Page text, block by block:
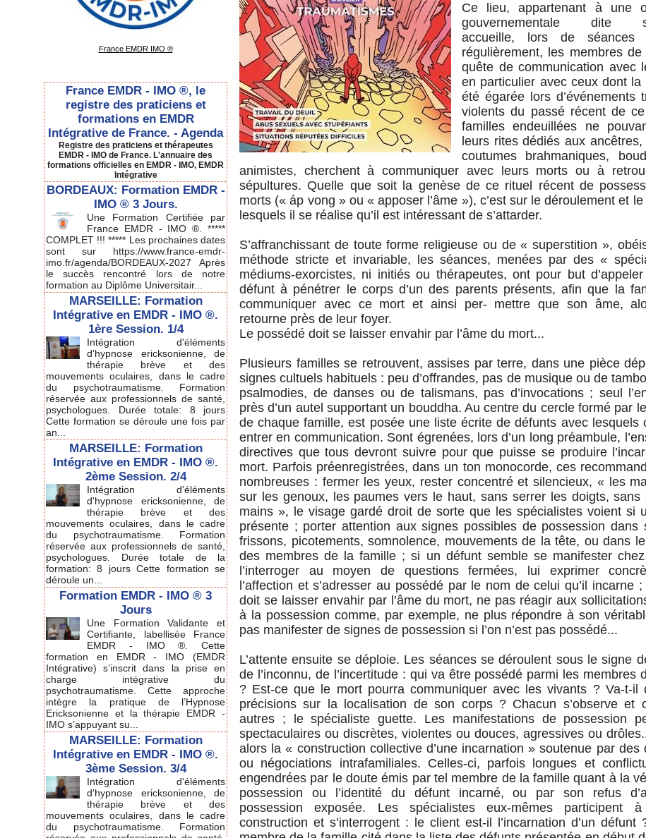
France EMDR IMO ®
France EMDR - IMO ®, le
registre des praticiens et
formations en EMDR
Intégrative de France. - Agenda
Registre des praticiens et thérapeutes
EMDR - IMO de France. L'annuaire des
formations officielles en EMDR - IMO, EMDR
Intégrative
BORDEAUX: Formation EMDR -
IMO ® 3 Jours.
Une Formation Certifiée par
France EMDR - IMO ®. *****
COMPLET !!! ***** Les prochaines dates
sont sur https://www.france-emdr-
imo.fr/agenda/BORDEAUX-2027 Après
le succès rencontré lors de notre
formation au Diplôme Universitair...
MARSEILLE: Formation
Intégrative en EMDR - IMO ®.
1ère Session. 1/4
Intégration d'éléments
d'hypnose ericksonienne, de
thérapie brève et des
mouvements oculaires, dans le cadre
du psychotraumatisme. Formation
réservée aux professionnels de santé,
psychologues. Durée totale: 8 jours
Cette formation se déroule une fois par
an...
MARSEILLE: Formation
Intégrative en EMDR - IMO ®.
2ème Session. 2/4
Intégration d'éléments
d'hypnose ericksonienne, de
thérapie brève et des
mouvements oculaires, dans le cadre
du psychotraumatisme. Formation
réservée aux professionnels de santé,
psychologues. Durée totale de la
formation: 8 jours Cette formation se
déroule un...
Formation EMDR - IMO ® 3
Jours
Une Formation Validante et
Certifiante, labellisée France
EMDR - IMO ®. Cette
formation en EMDR - IMO (EMDR
Intégrative) s’inscrit dans la prise en
charge intégrative du
psychotraumatisme. Cette approche
intègre la pratique de l’Hypnose
Ericksonienne et la thérapie EMDR -
IMO s’appuyant su...
MARSEILLE: Formation
Intégrative en EMDR - IMO ®.
3ème Session. 3/4
Intégration d'éléments
d'hypnose ericksonienne, de
thérapie brève et des
mouvements oculaires, dans le cadre
du psychotraumatisme. Formation
Ce lieu, appartenant à une
gouvernementale dite
accueille, lors de séances
régulièrement, les membres
quête de communication avec
en particulier avec ceux dont la
été égarée lors d’événements
violents du passé récent de
familles endeuillées ne
leurs rites dédiés aux
coutumes brahmaniques,
animistes, cherchent à communiquer avec leurs morts ou à
sépultures. Quelle que soit la genèse de ce rituel récent de
morts (« áp vong » ou « apposer l’âme »), c’est sur le déroulement et
lesquels il se réalise qu’il est intéressant de s’attarder.
S’affranchissant de toute forme religieuse ou de « superstition »,
méthode stricte et invariable, les séances, menées par des «
médiums-exorcistes, ni initiés ou thérapeutes, ont pour but d’appeler
défunt à pénétrer le corps d’un des parents présents, afin que la
communiquer avec ce mort et ainsi per- mettre que son âme,
retourne près de leur foyer.
Le possédé doit se laisser envahir par l’âme du mort...
Plusieurs familles se retrouvent, assises par terre, dans une pièce
signes cultuels habituels : peu d’offrandes, pas de musique ou de
psalmodies, de danses ou de talismans, pas d’invocations ; seul
près d’un autel supportant un bouddha. Au centre du cercle formé par
de chaque famille, est posée une liste écrite de défunts avec lesquels
entrer en communication. Sont égrenées, lors d’un long préambule,
directives que tous devront suivre pour que puisse se produire
mort. Parfois préenregistrées, dans un ton monocorde, ces
nombreuses : fermer les yeux, rester concentré et silencieux, « les
sur les genoux, les paumes vers le haut, sans serrer les doigts, sans
mains », le visage gardé droit de sorte que les spécialistes voient si
présente ; porter attention aux signes possibles de possession dans
frissons, picotements, somnolence, mouvements de la tête, ou dans le
des membres de la famille ; si un défunt semble se manifester chez
l’interroger au moyen de questions fermées, lui exprimer
l’affection et s’adresser au possédé par le nom de celui qu’il incarne
doit se laisser envahir par l’âme du mort, ne pas réagir aux
à la possession comme, par exemple, ne plus répondre à son
pas manifester de signes de possession si l’on n’est pas possédé...
L’attente ensuite se déploie. Les séances se déroulent sous le signe
de l’inconnu, de l’incertitude : qui va être possédé parmi les membres
? Est-ce que le mort pourra communiquer avec les vivants ? Va-t-il
précisions sur la localisation de son corps ? Chacun s’observe et
autres ; le spécialiste guette. Les manifestations de possession
spectaculaires ou discrètes, violentes ou douces, agressives ou
alors la « construction collective d’une incarnation » soutenue par des
ou négociations intrafamiliales. Celles-ci, parfois longues et
engendrées par le doute émis par tel membre de la famille quant à la
possession ou l’identité du défunt incarné, ou par son refus
possession exposée. Les spécialistes eux-mêmes participent
construction et s’interrogent : le client est-il l’incarnation d’un défunt